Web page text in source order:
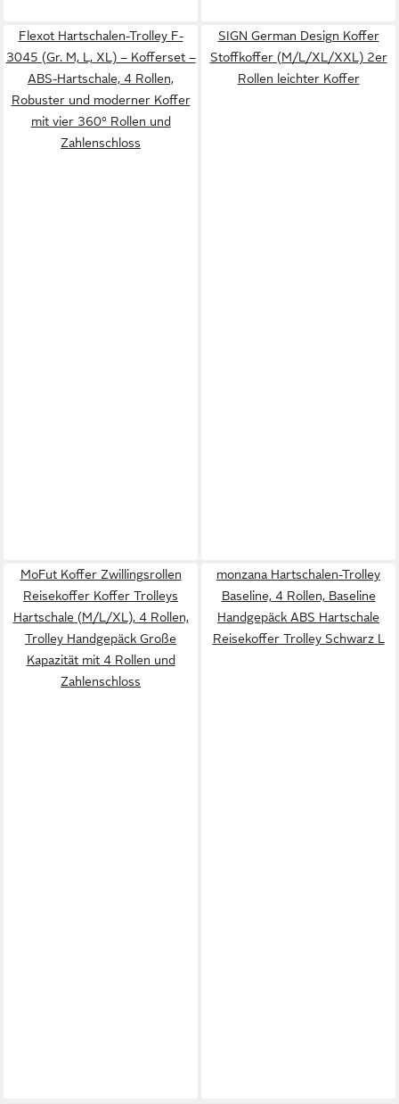
Flexot Hartschalen-Trolley F-
3045 (Gr. M, L, XL) – Kofferset –
ABS-Hartschale, 4 Rollen,
Robuster und moderner Koffer
mit vier 360° Rollen und
Zahlenschloss
SIGN German Design Koffer
Stoffkoffer (M/L/XL/XXL) 2er
Rollen leichter Koffer
MoFut Koffer Zwillingsrollen
Reisekoffer Koffer Trolleys
Hartschale (M/L/XL), 4 Rollen,
Trolley Handgepäck Große
Kapazität mit 4 Rollen und
Zahlenschloss
monzana Hartschalen-Trolley
Baseline, 4 Rollen, Baseline
Handgepäck ABS Hartschale
Reisekoffer Trolley Schwarz L